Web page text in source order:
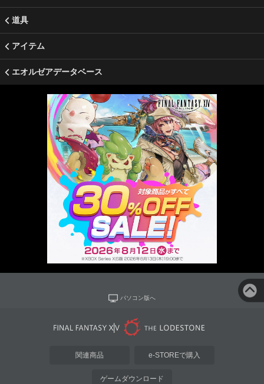
道具
アイテム
エオルゼアデータベース
パソコン版へ
関連商品 e-STOREで購入
ゲームダウンロード